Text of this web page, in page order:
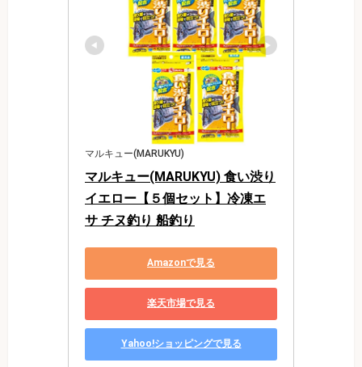
マルキュー(MARUKYU)
マルキュー(MARUKYU) 食い渋り
イエロー【５個セット】冷凍エ
サ チヌ釣り 船釣り
Amazonで見る
楽天市場で見る
Yahoo!ショッピングで見る